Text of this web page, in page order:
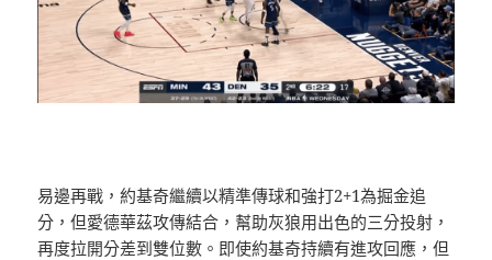
易邊再戰，約基奇繼續以精準傳球和強打2+1為掘金追
分，但愛德華茲攻傳結合，幫助灰狼用出色的三分投射，
再度拉開分差到雙位數。即使約基奇持續有進攻回應，但